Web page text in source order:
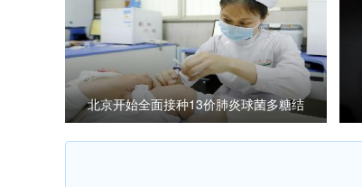
北京开始全面接种13价肺炎球菌多糖结